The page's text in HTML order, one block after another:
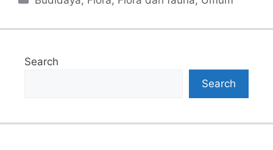
Search
Search